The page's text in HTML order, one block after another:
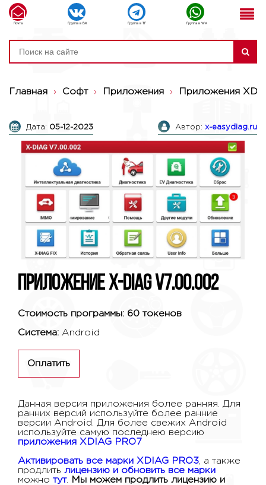
Почта Группа в ВК Группа в ТГ Группа в WA
Главная › Софт › Приложения › Приложения
Дата: 05-12-2023 Автор: x-easydiag.ru
Приложение X-DIAG V7.00.002
Стоимость программы: 60 токенов
Система: Android
Оплатить
Данная версия приложения более ранняя. Для
ранних версий используйте более ранние
версии Android. Для более свежих Android
используйте самую последнею версию
приложения XDIAG PRO7
Активировать все марки XDIAG PRO3, а также
продлить лицензию и обновить все марки
можно тут. Мы можем продлить лицензию и